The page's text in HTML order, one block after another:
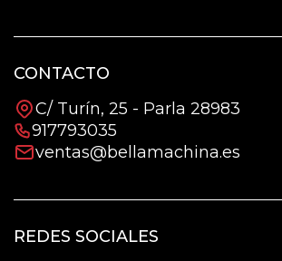
CONTACTO
C/ Turín, 25 - Parla 28983
917793035
ventas@bellamachina.es
REDES SOCIALES